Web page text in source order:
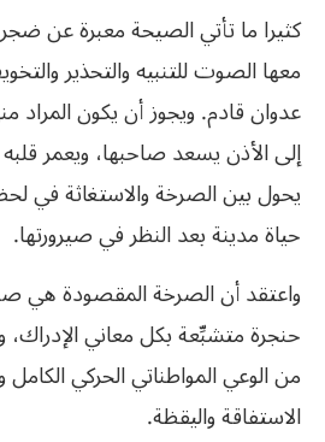
كثيرا ما تأتي الصيحة معبرة عن
معها الصوت للتنبيه والتحذير
عدوان قادم. ويجوز أن يكون
إلى الأذن يسعد صاحبها، ويعمر
يحول بين الصرخة والاستغاثة
حياة مدينة بعد النظر في صيرورتها.
واعتقد أن الصرخة المقصودة هي
حنجرة متشبِّعة بكل معاني
من الوعي المواطناتي الحركي
الاستفاقة واليقظة.